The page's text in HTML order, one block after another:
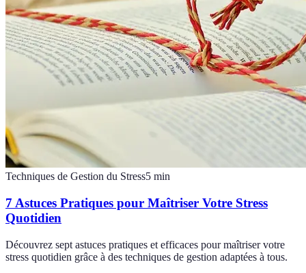
Techniques de Gestion du Stress5 min
7 Astuces Pratiques pour Maîtriser Votre Stress
Quotidien
Découvrez sept astuces pratiques et efficaces pour maîtriser votre
stress quotidien grâce à des techniques de gestion adaptées à tous.